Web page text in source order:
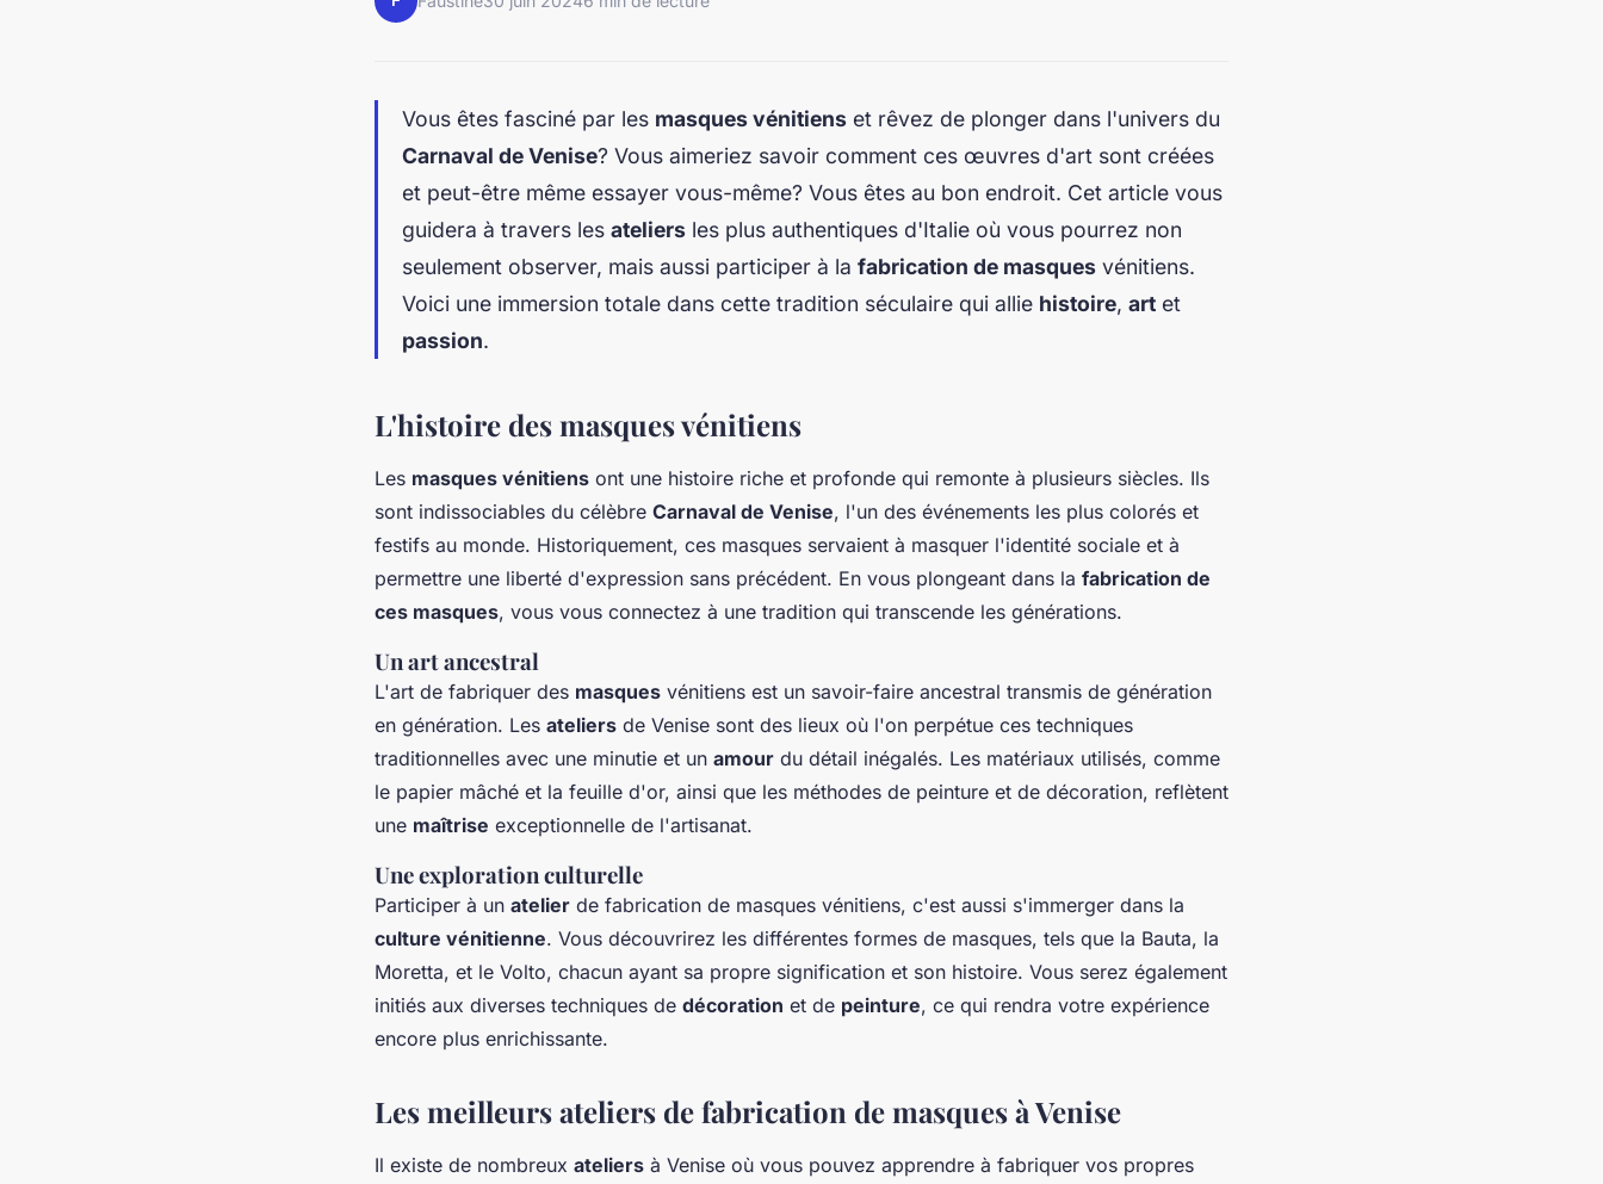
Vous êtes fasciné par les masques vénitiens et rêvez de plonger dans l'univers du
Carnaval de Venise? Vous aimeriez savoir comment ces œuvres d'art sont créées
et peut-être même essayer vous-même? Vous êtes au bon endroit. Cet article vous
guidera à travers les ateliers les plus authentiques d'Italie où vous pourrez non
seulement observer, mais aussi participer à la fabrication de masques vénitiens.
Voici une immersion totale dans cette tradition séculaire qui allie histoire, art et
passion.
L'histoire des masques vénitiens
Les masques vénitiens ont une histoire riche et profonde qui remonte à plusieurs siècles. Ils
sont indissociables du célèbre Carnaval de Venise, l'un des événements les plus colorés et
festifs au monde. Historiquement, ces masques servaient à masquer l'identité sociale et à
permettre une liberté d'expression sans précédent. En vous plongeant dans la fabrication de
ces masques, vous vous connectez à une tradition qui transcende les générations.
Un art ancestral
L'art de fabriquer des masques vénitiens est un savoir-faire ancestral transmis de génération
en génération. Les ateliers de Venise sont des lieux où l'on perpétue ces techniques
traditionnelles avec une minutie et un amour du détail inégalés. Les matériaux utilisés, comme
le papier mâché et la feuille d'or, ainsi que les méthodes de peinture et de décoration, reflètent
une maîtrise exceptionnelle de l'artisanat.
Une exploration culturelle
Participer à un atelier de fabrication de masques vénitiens, c'est aussi s'immerger dans la
culture vénitienne. Vous découvrirez les différentes formes de masques, tels que la Bauta, la
Moretta, et le Volto, chacun ayant sa propre signification et son histoire. Vous serez également
initiés aux diverses techniques de décoration et de peinture, ce qui rendra votre expérience
encore plus enrichissante.
Les meilleurs ateliers de fabrication de masques à Venise
Il existe de nombreux ateliers à Venise où vous pouvez apprendre à fabriquer vos propres